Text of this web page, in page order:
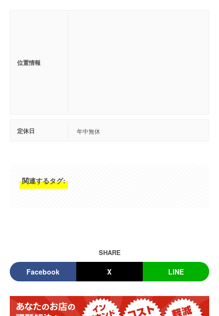
位置情報
定休日 年中無休
関連するタグ:
SHARE
Facebook X LINE